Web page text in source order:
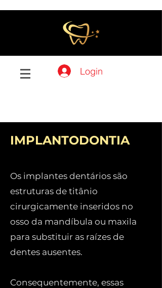
Login
IMPLANTODONTIA
Os implantes dentários são
estruturas de titânio
cirurgicamente inseridos no
osso da mandíbula ou maxila
para substituir as raízes de
dentes ausentes.
Consequentemente, essas